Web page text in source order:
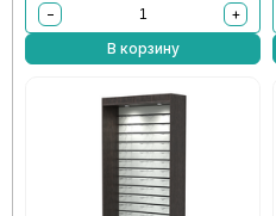
−
+
В корзину